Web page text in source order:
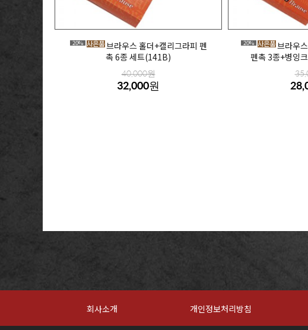
20%
브라우스 홀더+캘리그라피 펜
촉 6종 세트(141B)
40,000원
32,000원
20%
브라우
펜촉 3종+병잉
회사소개 개인정보처리방침